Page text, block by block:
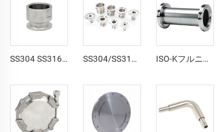
SS304 SS316L KF/NW メスアダプタ ステンレス鋼 真空ファーリング接続継手 PT/NPTネジ KF16-KF50から1/8"-2" SS304/SS316L 真空用ヘキサプチング メスアダプタ PT/NPTネジ KF16-KF50x1/8"-2" ステンレス鋼フランジ メスアダプタ 半導体用 ISO-KフルニップルISO63-ISO200真空アダプター ステンレス鋼SS304 SS316L ダブルヘッドISOフランジ 高品質パイプ継手